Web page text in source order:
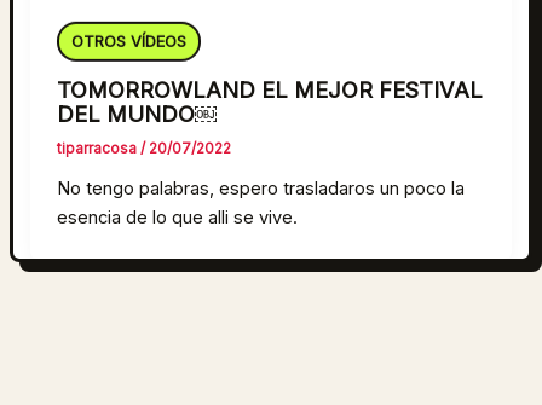
OTROS VÍDEOS
TOMORROWLAND EL MEJOR FESTIVAL
DEL MUNDO￼
tiparracosa/ 20/07/2022
No tengo palabras, espero trasladaros un poco la
esencia de lo que alli se vive.